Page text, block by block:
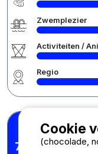
Zwemplezier
Activiteiten /
Regio
7,12 /10
Petra P.
Verblijf :
Cookie
(chocolade,